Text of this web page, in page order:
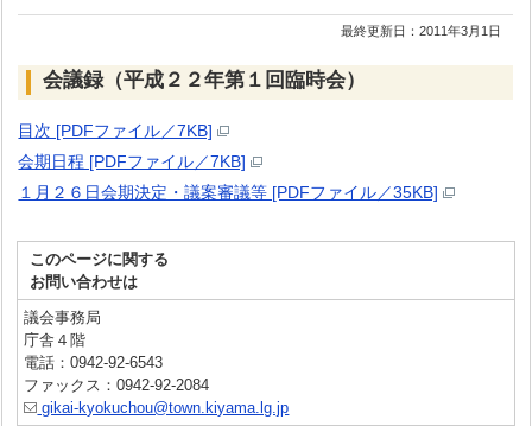
最終更新日：2011年3月1日
会議録（平成２２年第１回臨時会）
目次 [PDFファイル／7KB]
会期日程 [PDFファイル／7KB]
１月２６日会期決定・議案審議等 [PDFファイル／35KB]
このページに関する
お問い合わせは
議会事務局
庁舎４階
電話：0942-92-6543
ファックス：0942-92-2084
gikai-kyokuchou@town.kiyama.lg.jp